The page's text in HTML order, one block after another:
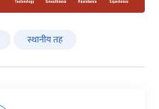
स्थानीय तह